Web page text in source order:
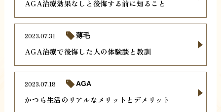
AGA治療効果なしと後悔する前に知ること
AGA治療で後悔した人の体験談と教訓
2023.07.31 薄毛
かつら生活のリアルなメリットとデメリット
2023.07.18 AGA